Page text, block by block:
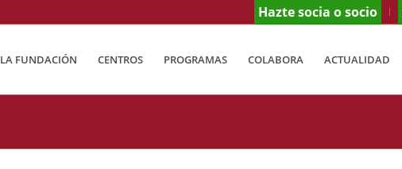
Hazte socia o socio
LA FUNDACIÓN CENTROS PROGRAMAS COLABORA ACTUALIDAD